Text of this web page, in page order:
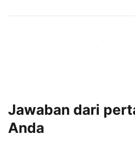
Gabung dengan tuan rumah
Jawaban dari
Anda